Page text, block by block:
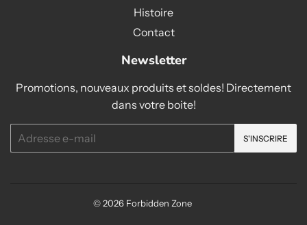
Histoire
Contact
Newsletter
Promotions, nouveaux produits et soldes! Directement
dans votre boite!
mails
S'INSCRIRE
© 2026 Forbidden Zone